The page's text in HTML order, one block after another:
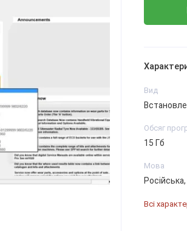
Вид
Обсяг
15 Гб
Мова
Всі